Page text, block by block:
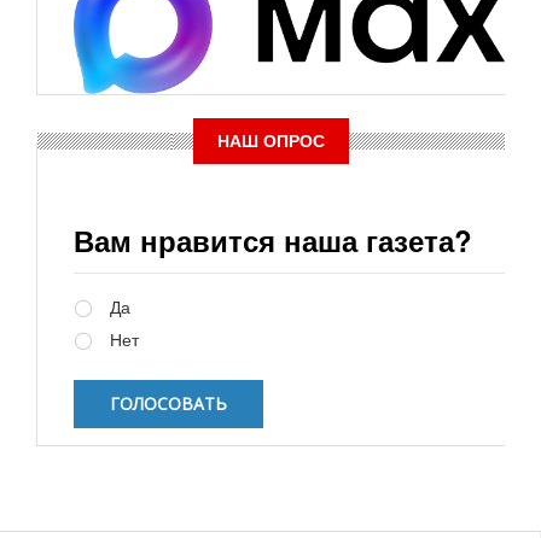
НАШ ОПРОС
Вам нравится наша газета?
Да
Нет